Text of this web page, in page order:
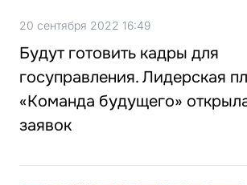
20 сентября 2022 16:49
Будут готовить кадры для
госуправления. Лидерская
«Команда будущего»
заявок